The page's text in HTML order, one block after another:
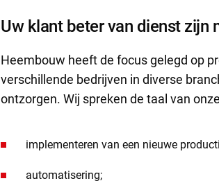
Uw klant beter van dienst zijn
Heembouw heeft de focus gelegd op
verschillende bedrijven in diverse
ontzorgen. Wij spreken de taal van
implementeren van een nieuwe
automatisering;